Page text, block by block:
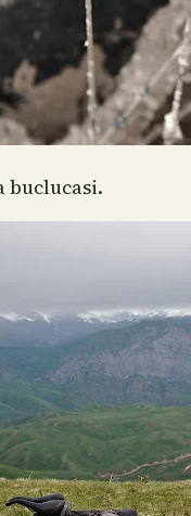
buclucasi.